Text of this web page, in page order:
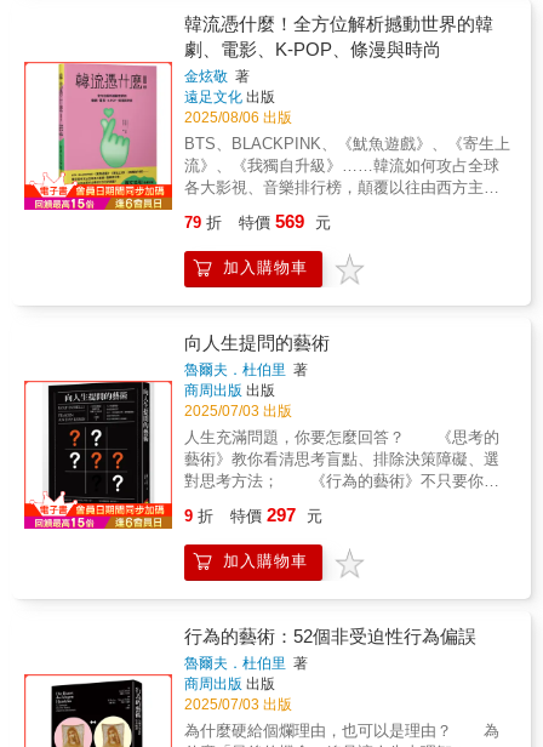
與語言、意識等議題，甚至觸及AI所造成的社
會與法律問題，科克爾柏格與岡克爾嘗試以當
代哲學、語言學、思想實驗與溝通理論回應這
些嶄新的議題，使我們重新思考AI對於語言、
意識與作者權威性等所造成的衝擊。
書引導學生在閱讀中與課堂學習中，培養紮實
的知識，激勵其思考地理環境議題，增進其邏
輯思考訓練和洞察環境世界的能力。
本殖民地的台灣，其無論在戰前或戰後，皆深
受日本文化影響。台灣各個角落風景其實蘊含
了不少「昭和風情」。本刊以「昭和感性」視
角切入，梳理日本昭和的歷史之外，也試圖探
究昭和的痕跡如何彰顯在當代台灣當今的建
築、食物、城市街景上，使昭和感性亦成為台
灣的一部分。 本刊《昭和感性：昭和100年特
別編集》為有理文化全新 MOOK 書系「故事別
冊 The Story+」創刊第一彈，以昭和100年為
與大眾文化等領域的重要發展軌跡。 本書特色
■特色一｜橫跨64年，拆解昭和四大階段的歷史
轉折與多元面向 從戰前昭和摩登、戰時軍國主
並透過人物與文化氛圍的感性描寫，打破傳統
歷史的理性敘事框架，重新理解昭和如何形塑
日本與亞洲的現代性與集體感受。 ■特色二｜
第一本從台灣視角重新認識昭和的Mook 不僅日
本，昭和時代的影響力亦深刻烙印在曾為殖民
地的台灣土地上，戰後昭和所發展出的漫畫、
音樂、偶像等大眾文化，在台灣世代之間持續
傳播與產生共鳴。本刊為第一本從台灣視角出
發，帶領讀者認識昭和時代的Mook刊物。 ■特
昭和時代 以大事紀、深度專文、人物側寫、關
鍵字等單元深入解讀昭和時代，邀請野島剛、
龍貓大王通信、重點就在括號裡、劉芷妤、謝
題。 ■特色四｜不只日本昭和，還有台灣昭和
邀請三位城市帶路人，走訪台北、嘉義、高雄
三地街區，規劃昭和散步路線，深度挖掘台灣
城市裡的昭和記憶與線索。
漫、遊戲、音樂等大眾文化，更廣泛地向外輸
出至全世界，產生巨大的影響力。如果昭和紀
年未曾結束，今年2025年正好是昭和100年。近
年來「昭和懷舊」成為流行話題，Z世代年輕人
尤為熱衷，但許多日本人所懷念的「昭和」，
是指戰後日本高度經濟成長的黃金年代。然
而，昭和遠不僅如此──它是一個橫跨戰前與戰
後、現代與傳統、自由與壓抑的複雜時代，歷
經了戰前摩登開放、軍國主義高漲，以及戰後
的戰爭創傷修復、以大眾流行文化重建國家自
一記憶，而是一面多棱鏡，折射出日本現代史
最斑斕也最矛盾的光影與感性。此外，曾為日
本殖民地的台灣，其無論在戰前或戰後，皆深
了不少「昭和風情」。本刊以「昭和感性」視
角切入，梳理日本昭和的歷史之外，也試圖探
究昭和的痕跡如何彰顯在當代台灣當今的建
築、食物、城市街景上，使昭和感性亦成為台
灣的一部分。本刊《昭和感性：昭和100年特別
編集》為有理文化全新 MOOK 書系「故事別冊
The Story+」創刊第一彈，以昭和100年為時間
眾文化等領域的重要發展軌跡。本書特色■特色
一｜橫跨64年，拆解昭和四大階段的歷史轉折
與多元面向從戰前昭和摩登、戰時軍國主義，
過人物與文化氛圍的感性描寫，打破傳統歷史
的理性敘事框架，重新理解昭和如何形塑日本
與亞洲的現代性與集體感受。■特色二｜第一本
從台灣視角重新認識昭和的Mook不僅日本，昭
和時代的影響力亦深刻烙印在曾為殖民地的台
灣土地上，戰後昭和所發展出的漫畫、音樂、
韓流憑什麼！全方位解析撼動世界的韓
劇、電影、K-POP、條漫與時尚
金炫敬 著
遠足文化 出版
2025/08/06 出版
BTS、BLACKPINK、《魷魚遊戲》、《寄生上
流》、《我獨自升級》……韓流如何攻占全球
各大影視、音樂排行榜，顛覆以往由西方主導
絲的狂歡，更是文化、政治、歷史與科技共同
交織創造的奇蹟！旅歐韓裔策展人，廣邀傳播
與流行文化研究、人文社會學者，攜手指導
型師、YouTube亞太地區藝人關係總監……等
從業人員，深入內幕，解碼現象級潮流的成功
密碼，探索韓流如何從地方崛起，橫掃亞洲、
風靡全世界！在歷史的視野下，韓流文化的崛
起彷彿一齣高潮迭起、令人屏息以待的高張力
戲劇；從1950年代韓戰後被形容為「地表最貧
窮的國家」（GDP甚至輸北韓），南韓在短短
半個世紀內便迅速興起，不僅在經濟上締造
「漢江奇蹟」，更成為引領潮流的超級文化強
台，韓劇、韓國電影總是穩居排行榜前列，影
響力早已突破亞洲，成為全球現象。甚至在
2021年，牛津英文辭典收錄26個與韓國文化相
關的詞彙，從「hallyu」（韓流）、K-
drama（韓劇）、manhwa（韓漫）……到
「hanbok」（韓服），無不顯示其在全球語境
中的巨大影響力。這股現象級的文化風潮，背
後究竟有怎樣的歷史背景與運作機制？英國
V&A博物館亞洲區策展人羅莎莉‧金(Rosalie
79 折 特價 569 元
加入購物車
向人生提問的藝術
魯爾夫．杜伯里 著
商周出版 出版
2025/07/03 出版
人生充滿問題，你要怎麼回答？ 《思考的
藝術》教你看清思考盲點、排除決策障礙、選
對思考方法； 《行為的藝術》不只要你清
《向人生提問的藝術》中，德國最受矚目的暢
銷書作家杜伯里提出種種與人生有關的疑
問， 從成功、事業、愛情、婚姻、性，一
餘獲得深刻的啟發。 每天，從真誠地回答
一個問題開始， 透過不斷地反問，看見日
漸清晰的生命輪廓。 總是用別人期待的答
案去回應這個世界，你有多久沒有誠實地面對
自己了？ 隨書附贈「與人生對話」手記，
寫下關於人生的種種問題，你最真誠的回應。
9 折 特價 297 元
加入購物車
行為的藝術：52個非受迫性行為偏誤
魯爾夫．杜伯里 著
商周出版 出版
2025/07/03 出版
為什麼硬給個爛理由，也可以是理由？ 為